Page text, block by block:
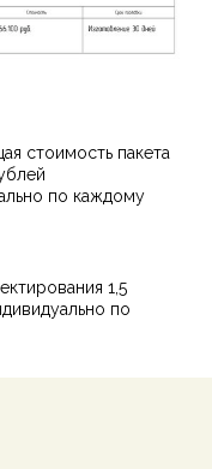
стоимость пакета
по каждому
1,5
по